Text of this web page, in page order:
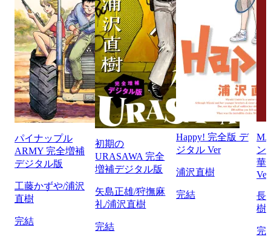
パイナップル
ARMY 完全増補
デジタル版
工藤かずや/浦沢
直樹
完結
初期の
URASAWA 完全
増補デジタル版
矢島正雄/狩撫麻
礼/浦沢直樹
完結
Happy! 完全版 デ
ジタル Ver
浦沢直樹
完結
ン
華
長
樹
完